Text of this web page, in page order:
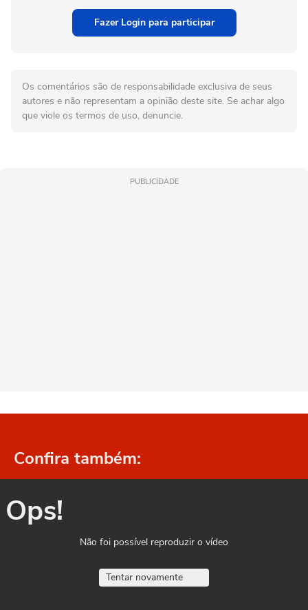
Fazer Login para participar
Os comentários são de responsabilidade exclusiva de seus
autores e não representam a opinião deste site. Se achar algo
que viole os termos de uso, denuncie.
PUBLICIDADE
Confira também:
Ops!
Não foi possível reproduzir o vídeo
Tentar novamente